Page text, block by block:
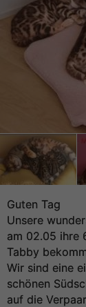
Guten Tag
Unsere
am 02.05 ihre
Tabby
Wir sind eine
schönen
auf die